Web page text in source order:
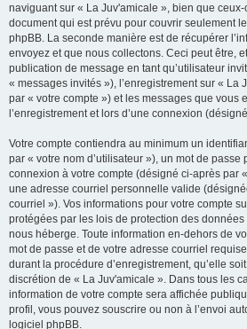
naviguant sur « La Juv'amicale », bien que
document qui est prévu pour couvrir seulement
phpBB. La seconde manière est de récupérer
envoyez et que nous collectons. Ceci peut être,
publication de message en tant qu’utilisateur
« messages invités »), l’enregistrement sur « La
par « votre compte ») et les messages que vous
l’enregistrement et lors d’une connexion
Votre compte contiendra au minimum un
par « votre nom d’utilisateur »), un mot de
connexion à votre compte (désigné ci-après par
une adresse courriel personnelle valide
courriel »). Vos informations pour votre compte
protégées par les lois de protection des
nous héberge. Toute information en-dehors de
mot de passe et de votre adresse courriel
durant la procédure d’enregistrement, qu’elle
discrétion de « La Juv'amicale ». Dans tous les
information de votre compte sera affichée
profil, vous pouvez souscrire ou non à l’envoi
logiciel phpBB.